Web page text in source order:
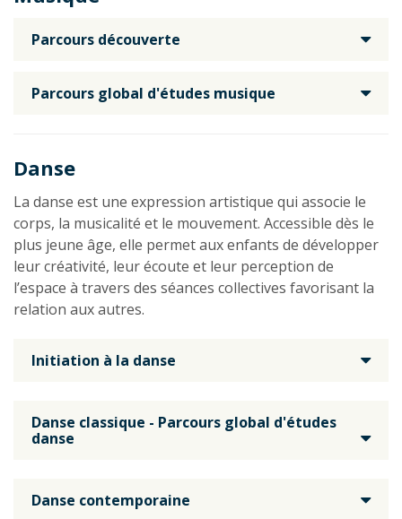
Parcours découverte
Parcours global d'études musique
Danse
La danse est une expression artistique qui associe le
corps, la musicalité et le mouvement. Accessible dès le
plus jeune âge, elle permet aux enfants de développer
leur créativité, leur écoute et leur perception de
l’espace à travers des séances collectives favorisant la
relation aux autres.
Initiation à la danse
Danse classique - Parcours global d'études
danse
Danse contemporaine